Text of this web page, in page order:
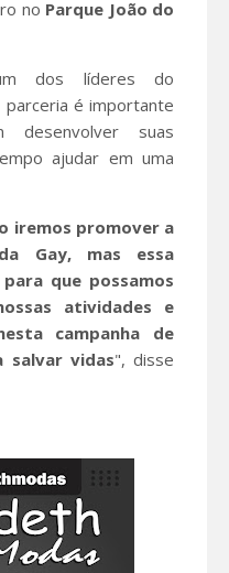
no Parque João do
dos líderes do
parceria é importante
suas
ajudar em uma
iremos promover a
Gay, mas essa
que possamos
atividades e
campanha de
salvar vidas", disse